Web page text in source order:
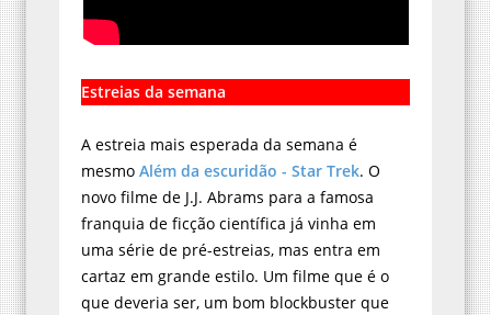
Estreias da semana
A estreia mais esperada da semana é
mesmo Além da escuridão - Star Trek. O
novo filme de J.J. Abrams para a famosa
franquia de ficção científica já vinha em
uma série de pré-estreias, mas entra em
cartaz em grande estilo. Um filme que é o
que deveria ser, um bom blockbuster que